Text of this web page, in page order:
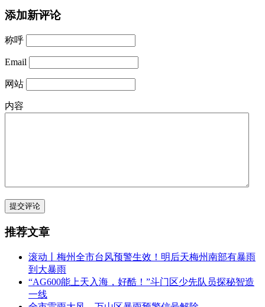
添加新评论
称呼
Email
网站
内容
提交评论
推荐文章
滚动丨梅州全市台风预警生效！明后天梅州南部有暴雨
到大暴雨
“AG600能上天入海，好酷！”斗门区少先队员探秘智造
一线